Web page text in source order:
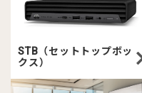
STB（セットトップボッ
クス）